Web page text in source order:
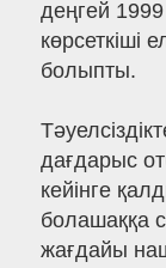
деңгей
көрсеткіші
болыпты.
дағдарыс
кейінге
болашаққа
жағдайы